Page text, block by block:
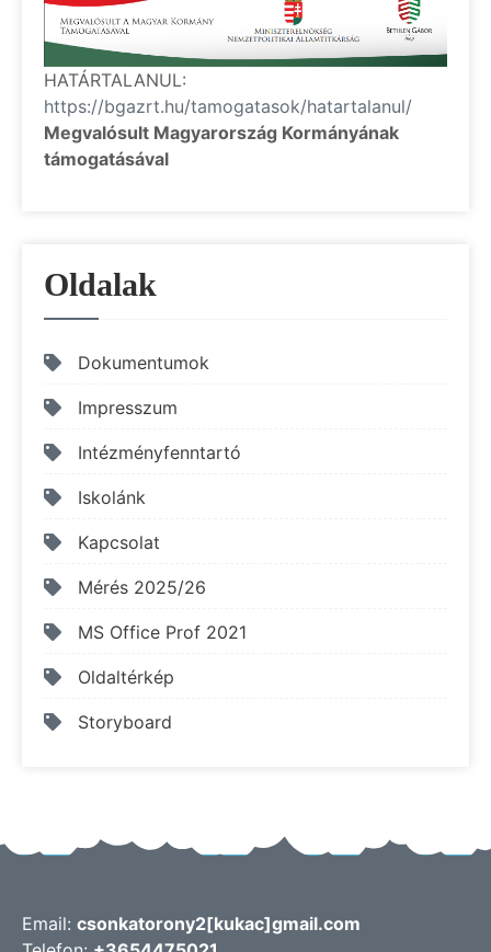
HATÁRTALANUL:
https://bgazrt.hu/tamogatasok/hatartalanul/
Megvalósult Magyarország Kormányának
támogatásával
Oldalak
Dokumentumok
Impresszum
Intézményfenntartó
Iskolánk
Kapcsolat
Mérés 2025/26
MS Office Prof 2021
Oldaltérkép
Storyboard
Email: csonkatorony2[kukac]gmail.com